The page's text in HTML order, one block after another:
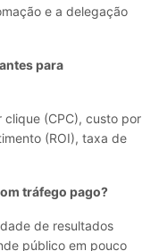
e a delegação
para
(CPC), custo por
(ROI), taxa de
tráfego pago?
de resultados
público em pouco